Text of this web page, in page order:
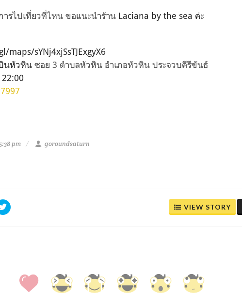
ารไปเที่ยวที่ไหน ขอแนะนำร้าน Laciana by the sea ค่ะ
sYNj4xjSsTJExgyX6
นหัวหิน ซอย 3 ตำบลหัวหิน อำเภอหัวหิน ประจวบคีรีขันธ์
pm goroundsaturn
VIEW STORY